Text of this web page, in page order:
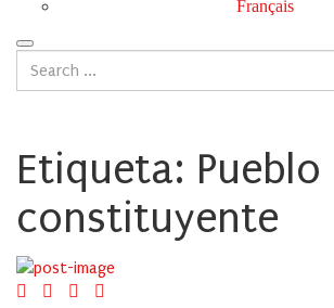
Français
Etiqueta: Pueblo
constituyente